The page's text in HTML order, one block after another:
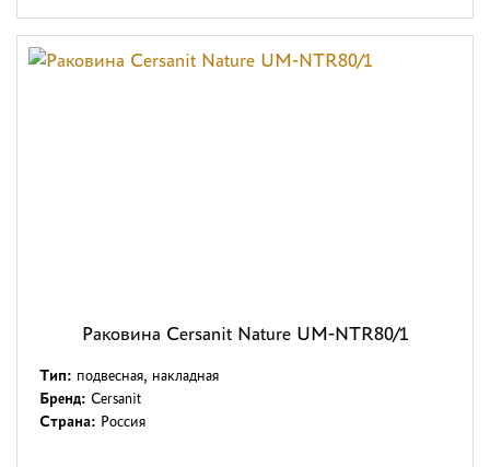
Раковина Cersanit Nature UM-NTR80/1
Тип: подвесная, накладная
Бренд: Cersanit
Страна: Россия